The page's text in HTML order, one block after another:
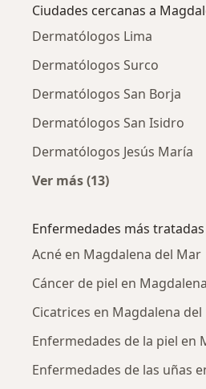
Ciudades cercanas a
Dermatólogos Lima
Dermatólogos Surco
Dermatólogos San Borja
Dermatólogos San Isidro
Dermatólogos Jesús María
Ver más (13)
Enfermedades más tratadas
Acné en Magdalena del Mar
Cáncer de piel en
Cicatrices en Magdalena
Enfermedades de la piel en
Enfermedades de las uñas